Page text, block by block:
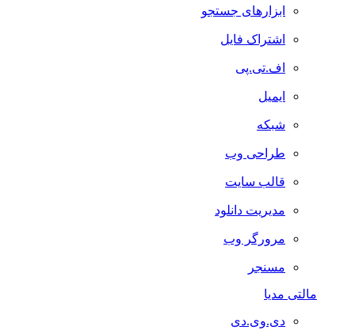
ابزارهای جستجو
اشتراک فایل
اف.تی.پی
ایمیل
شبکه
طراحی وب
قالب سایت
مدیریت دانلود
مرورگر وب
مسنجر
مالتی مدیا
دی.وی.دی